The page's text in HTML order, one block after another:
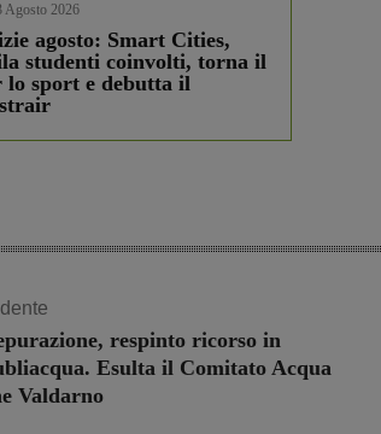
Agosto 2026
agosto: Smart Cities,
studenti coinvolti, torna il
lo sport e debutta il
respinto ricorso in
Esulta il Comitato Acqua
Valdarno